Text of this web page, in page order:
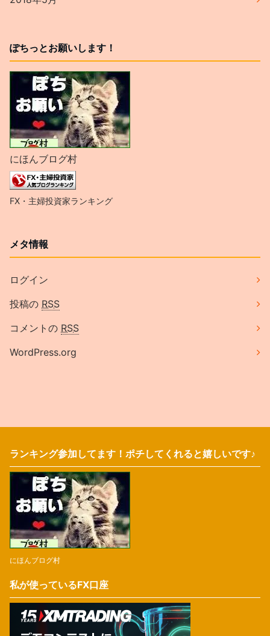
ぽちっとお願いします！
にほんブログ村
FX・主婦投資家ランキング
メタ情報
ログイン
投稿の RSS
コメントの RSS
WordPress.org
ランキング参加してます！ポチしてくれると嬉しいです♪
にほんブログ村
私が使っているFX口座